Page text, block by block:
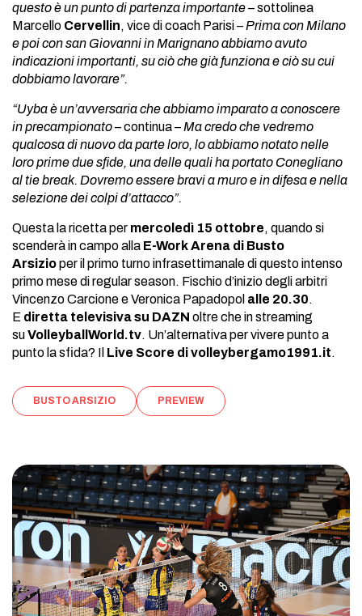
questo è un punto di partenza importante– sottolinea
Marcello Cervellin, vice di coach Parisi – Prima con Milano
e poi con san Giovanni in Marignano abbiamo avuto
indicazioni importanti, su ciò che già funziona e ciò su cui
dobbiamo lavorare”.
“Uyba è un’avversaria che abbiamo imparato a conoscere
in precampionato– continua – Ma credo che vedremo
qualcosa di nuovo da parte loro, lo abbiamo notato nelle
loro prime due sfide, una delle quali ha portato Conegliano
al tie break. Dovremo essere bravi a muro e in difesa e nella
selezione dei colpi d’attacco”.
Questa la ricetta per mercoledì 15 ottobre, quando si
scenderà in campo alla E-Work Arena di Busto
Arsizioper il primo turno infrasettimanale di questo intenso
primo mese di regular season. Fischio d’inizio degli arbitri
Vincenzo Carcione e Veronica Papadopol alle 20.30.
E diretta televisiva su DAZN oltre che in streaming
suVolleyballWorld.tv. Un’alternativa per vivere punto a
punto la sfida? Il Live Score di volleybergamo1991.it.
BUSTO ARSIZIO PREVIEW